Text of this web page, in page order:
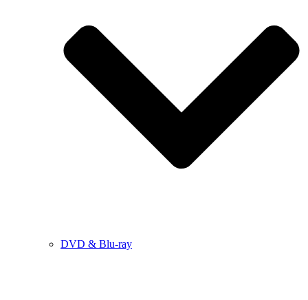
DVD & Blu-ray